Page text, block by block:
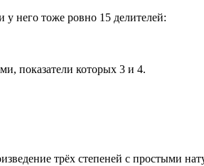
у него тоже ровно 15 делителей:
показатели которых 3 и 4.
трёх степеней с простыми